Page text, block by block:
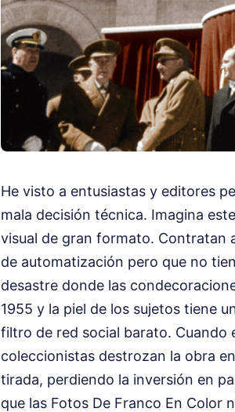
He visto a entusiastas y editores
mala decisión técnica. Imagina
visual de gran formato. Contratan
de automatización pero que no
desastre donde las
1955 y la piel de los sujetos tiene
filtro de red social barato. Cuando
coleccionistas destrozan la obra
tirada, perdiendo la inversión en
que las Fotos De Franco En Color